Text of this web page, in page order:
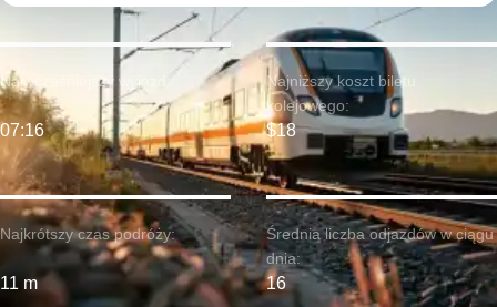
Najkrótszy czas podróży:
11 m
Najwcześniejszy wyjazd:
07:16
Najniższy koszt biletu
kolejowego:
$18
Średnia liczba odjazdów w ciągu
dnia:
16